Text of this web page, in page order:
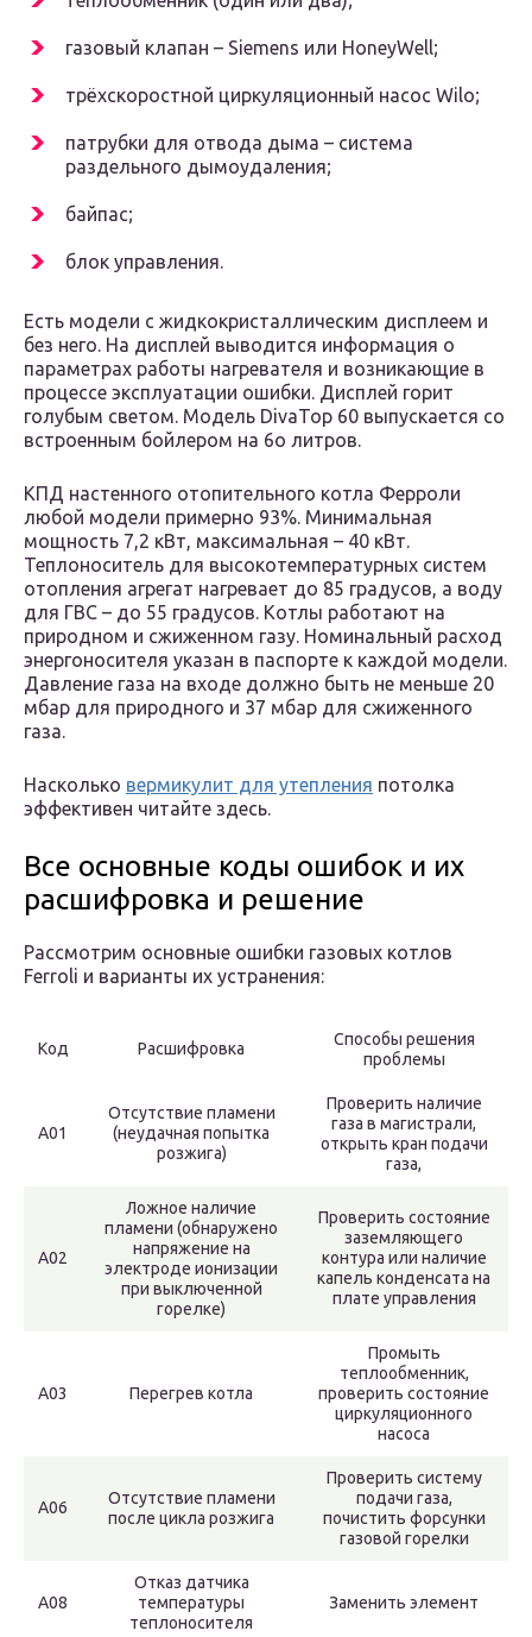
газовый клапан – Siemens или HoneyWell;
трёхскоростной циркуляционный насос Wilo;
патрубки для отвода дыма – система
раздельного дымоудаления;
байпас;
блок управления.
Есть модели с жидкокристаллическим дисплеем и
без него. На дисплей выводится информация о
параметрах работы нагревателя и возникающие в
процессе эксплуатации ошибки. Дисплей горит
голубым светом. Модель DivaTop 60 выпускается со
встроенным бойлером на 6о литров.
КПД настенного отопительного котла Ферроли
любой модели примерно 93%. Минимальная
мощность 7,2 кВт, максимальная – 40 кВт.
Теплоноситель для высокотемпературных систем
отопления агрегат нагревает до 85 градусов, а воду
для ГВС – до 55 градусов. Котлы работают на
природном и сжиженном газу. Номинальный расход
энергоносителя указан в паспорте к каждой модели.
Давление газа на входе должно быть не меньше 20
мбар для природного и 37 мбар для сжиженного
газа.
Насколько вермикулит для утепления потолка
эффективен читайте здесь.
Все основные коды ошибок и их
расшифровка и решение
Рассмотрим основные ошибки газовых котлов
Ferroli и варианты их устранения:
Код Расшифровка
Способы решения
проблемы
А01
Отсутствие пламени
(неудачная попытка
розжига)
Проверить наличие
газа в магистрали,
открыть кран подачи
газа,
А02
Ложное наличие
пламени (обнаружено
напряжение на
электроде ионизации
при выключенной
горелке)
Проверить состояние
заземляющего
контура или наличие
капель конденсата на
плате управления
А03 Перегрев котла
Промыть
теплообменник,
проверить состояние
циркуляционного
насоса
А06
Отсутствие пламени
после цикла розжига
Проверить систему
подачи газа,
почистить форсунки
газовой горелки
А08
Отказ датчика
температуры
теплоносителя
Заменить элемент